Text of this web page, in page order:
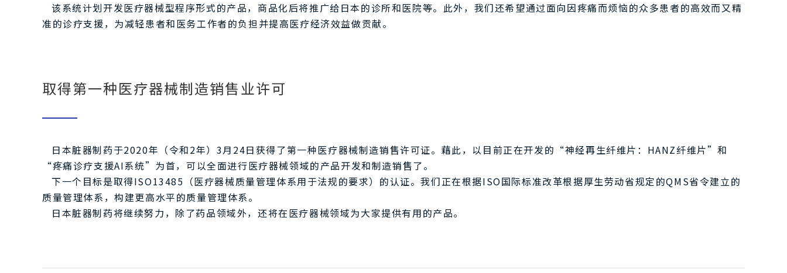
该系统计划开发医疗器械型程序形式的产品，商品化后将推广给日本的诊所和医院等。此外，我们还希望通过面向因疼痛而烦恼的众多患者的高效而又精
准的诊疗支援，为减轻患者和医务工作者的负担并提高医疗经济效益做贡献。
取得第一种医疗器械制造销售业许可
日本脏器制药于2020年（令和2年）3月24日获得了第一种医疗器械制造销售许可证。藉此，以目前正在开发的“神经再生纤维片：HANZ纤维片”和
“疼痛诊疗支援AI系统”为首，可以全面进行医疗器械领域的产品开发和制造销售了。
下一个目标是取得ISO13485（医疗器械质量管理体系用于法规的要求）的认证。我们正在根据ISO国际标准改革根据厚生劳动省规定的QMS省令建立的
质量管理体系，构建更高水平的质量管理体系。
日本脏器制药将继续努力，除了药品领域外，还将在医疗器械领域为大家提供有用的产品。